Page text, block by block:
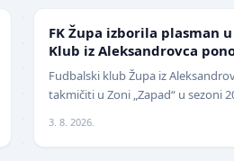
FK Župa izborila plasman
Klub iz Aleksandrovca
Fudbalski klub Župa iz
takmičiti u Zoni „Zapad“ u sezoni
3. 8. 2026.